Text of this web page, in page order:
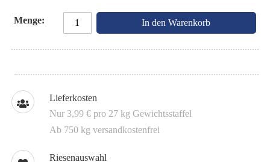
Menge In den Warenkorb
Lieferkosten
Nur 3,99 € pro 27 kg Gewichtsstaffel
Ab 750 kg versandkostenfrei
Riesenauswahl